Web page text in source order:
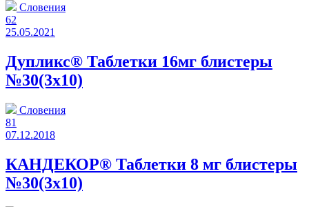
Словения
62
25.05.2021
Дупликс® Таблетки 16мг блистеры
№30(3x10)
Словения
81
07.12.2018
КАНДЕКОР® Таблетки 8 мг блистеры
№30(3x10)